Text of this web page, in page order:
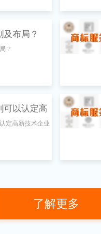
及布局？
？
可以认定高
定高新技术企业
了解更多